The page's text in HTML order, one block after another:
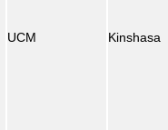
UCM Kinshasa